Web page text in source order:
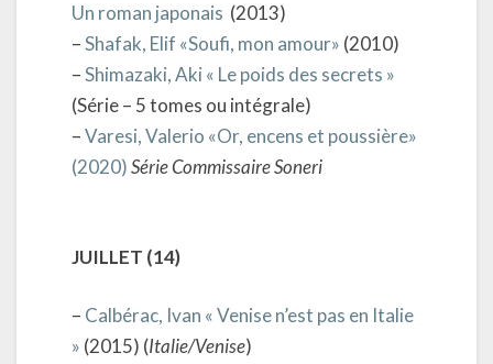
Un roman japonais (2013)
–Shafak, Elif «Soufi, mon amour» (2010)
–Shimazaki, Aki « Le poids des secrets »
(Série – 5 tomes ou intégrale)
–Varesi, Valerio «Or, encens et poussière»
(2020)Série Commissaire Soneri
JUILLET (14)
– Calbérac, Ivan « Venise n’est pas en Italie
» (2015) (Italie/Venise)